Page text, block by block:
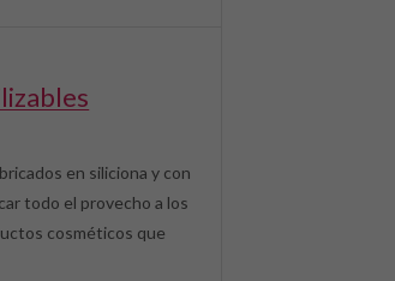
en siliciona y con
todo el provecho a los
cosméticos que